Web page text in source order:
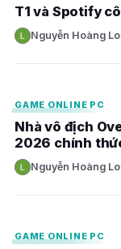
T1 và Spotify
N Nguyễn Hoàng
GAME ONLINE PC
Nhà vô địch
2026 chính
N Nguyễn Hoàng
GAME ONLINE PC